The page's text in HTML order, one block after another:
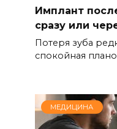
Имплант
сразу или
Потеря зуба
спокойная
МЕДИЦИНА